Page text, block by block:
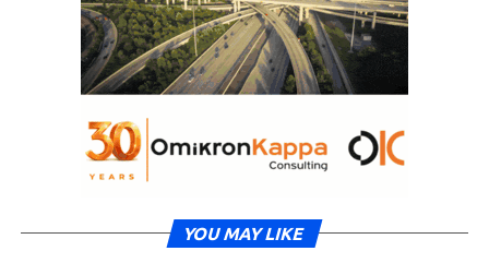
YOU MAY LIKE